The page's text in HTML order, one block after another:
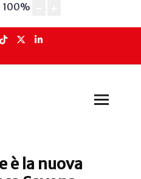
100%
è la nuova